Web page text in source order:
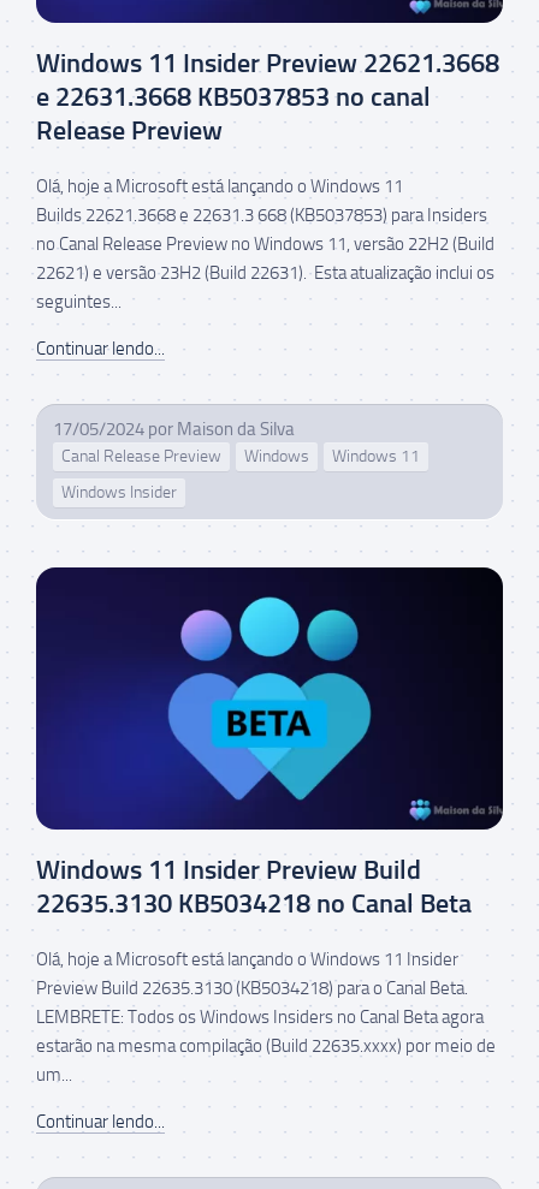
Windows 11 Insider Preview 22621.3668
e 22631.3668 KB5037853 no canal
Release Preview
Olá, hoje a Microsoft está lançando o Windows 11
Builds 22621.3668 e 22631.3 668 (KB5037853) para Insiders
no Canal Release Preview no Windows 11, versão 22H2 (Build
22621) e versão 23H2 (Build 22631). Esta atualização inclui os
seguintes...
Continuar lendo...
17/05/2024 por Maison da Silva
Canal Release Preview Windows
Windows 11
Windows Insider
Windows 11 Insider Preview Build
22635.3130 KB5034218 no Canal Beta
Olá, hoje a Microsoft está lançando o Windows 11 Insider
Preview Build 22635.3130 (KB5034218) para o Canal Beta.
LEMBRETE: Todos os Windows Insiders no Canal Beta agora
estarão na mesma compilação (Build 22635.xxxx) por meio de
um...
Continuar lendo...